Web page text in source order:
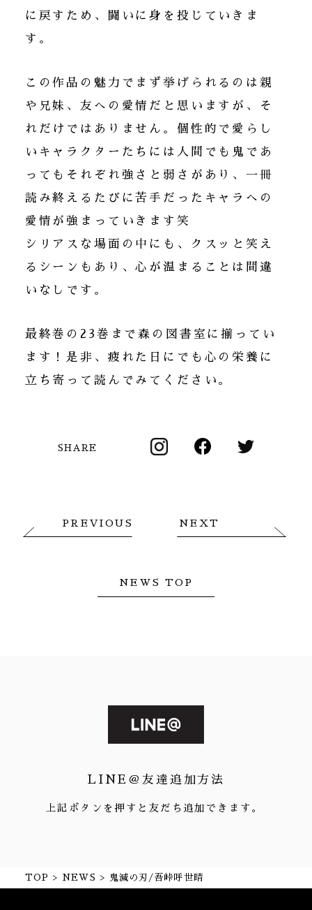
に戻すため、闘いに身を投じていきま
す。
この作品の魅力でまず挙げられるのは親
や兄妹、友への愛情だと思いますが、そ
れだけではありません。個性的で愛らし
いキャラクターたちには人間でも鬼であ
ってもそれぞれ強さと弱さがあり、一冊
読み終えるたびに苦手だったキャラへの
愛情が強まっていきます笑
シリアスな場面の中にも、クスッと笑え
るシーンもあり、心が温まることは間違
いなしです。
最終巻の23巻まで森の図書室に揃ってい
ます！是非、疲れた日にでも心の栄養に
立ち寄って読んでみてください。
SHARE
PREVIOUS
NEWS TOP
NEXT
LINE＠友達追加方法
上記ボタンを押すと友だち追加できます。
TOP NEWS 鬼滅の刃/吾峠呼世晴